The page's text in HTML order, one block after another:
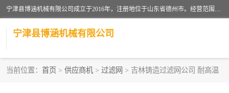
宁津县博涵机械有限公司成立于2016年，注册地位于山东省德州市。经营范围包括：机械设备研发、生产及销售，铸造用造型材料生产、销售，玻璃纤维及制品制造、销售，汽车零配件零售，机械零件、零部件加工，机械零件、零部件销售等；主要产品有：纤维过滤网,陶瓷过滤器,泡沫陶瓷过滤器,耐高温纤维过滤器,铸铁过滤器,铸铜过滤网,铸铝过滤网,铝轮毂过滤网,高效过滤网,高效陶瓷过滤网,高效纤维过滤网。
宁津县博涵机械有限公司
当前位置： 首页 > 供应商机 > 过滤网 > 吉林铸造过滤网公司 耐高温